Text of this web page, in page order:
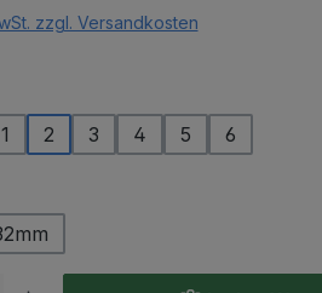
zzgl. Versandkosten
1
2 3 4 5 6
Gib den gewünschten Wert ein oder